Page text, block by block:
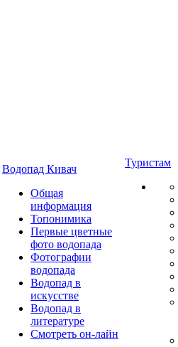
Водопад Кивач
Общая
информация
Топонимика
Первые цветные
фото водопада
Фотографии
водопада
Водопад в
искусстве
Водопад в
литературе
Смотреть он-лайн
Туристам